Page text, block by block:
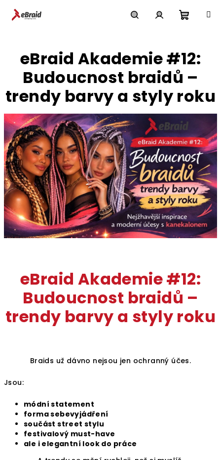
košík
eBraid Akademie #12:
Budoucnost braidů –
trendy barvy a styly roku
eBraid Akademie #12:
Budoucnost braidů –
trendy barvy a styly roku
Braids už dávno nejsou jen ochranný účes.
Jsou:
módní statement
forma sebevyjádření
součást street stylu
festivalový must-have
ale i elegantní look do práce